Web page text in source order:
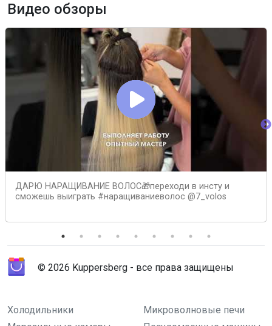
Видео обзоры
ДАРЮ НАРАЩИВАНИЕ ВОЛОС🎁переходи в инсту и
сможешь выиграть #наращиваниеволос @7_volos
© 2026 Kuppersberg - все права защищены
Холодильники
Микроволновые печи